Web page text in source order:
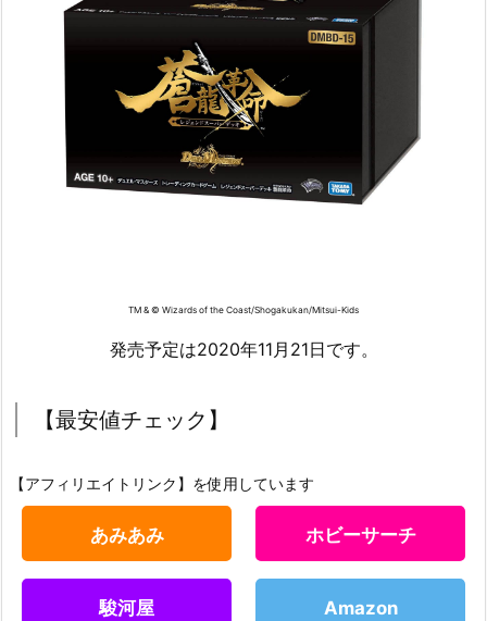
TM & © Wizards of the Coast/Shogakukan/Mitsui-Kids
発売予定は2020年11月21日です。
【最安値チェック】
【アフィリエイトリンク】を使用しています
あみあみ ホビーサーチ
駿河屋 Amazon